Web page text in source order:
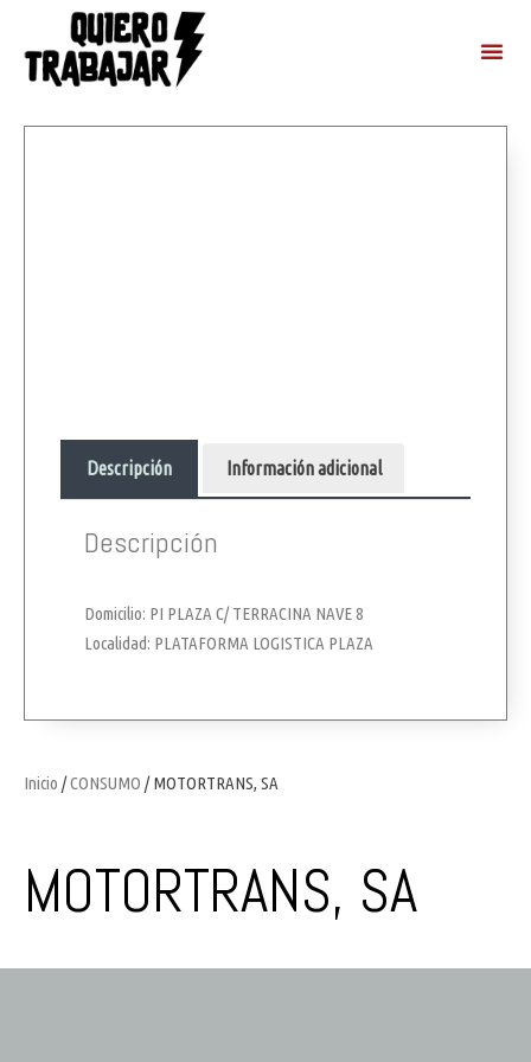
Inicio /CONSUMO / MOTORTRANS, SA
MOTORTRANS, SA
Descripción Información adicional
Descripción
Domicilio: PI PLAZA C/ TERRACINA NAVE 8
Localidad: PLATAFORMA LOGISTICA PLAZA